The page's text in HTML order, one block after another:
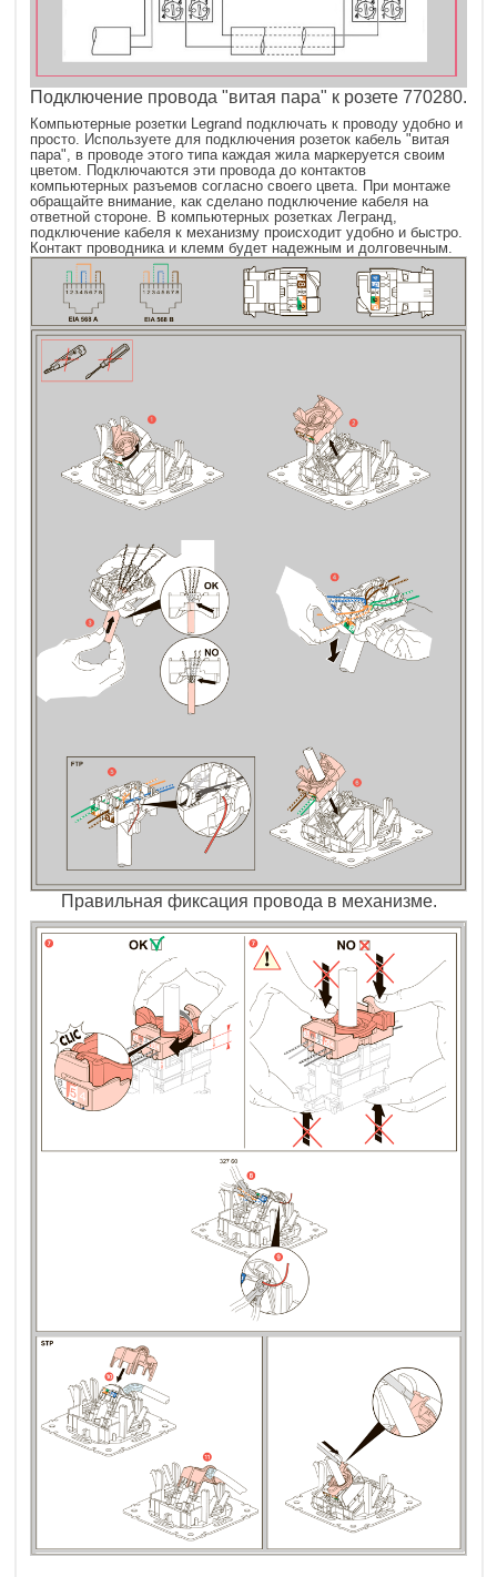
Подключение провода "витая пара" к розете 770280.
Компьютерные розетки Legrand подключать к проводу удобно и
просто. Используете для подключения розеток кабель "витая
пара", в проводе этого типа каждая жила маркеруется своим
цветом. Подключаются эти провода до контактов
компьютерных разъемов согласно своего цвета. При монтаже
обращайте внимание, как сделано подключение кабеля на
ответной стороне. В компьютерных розетках Легранд,
подключение кабеля к механизму происходит удобно и быстро.
Контакт проводника и клемм будет надежным и долговечным.
Правильная фиксация провода в механизме.